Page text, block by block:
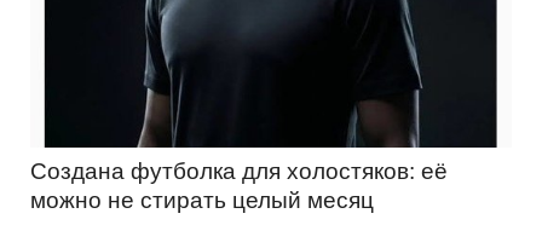
Создана футболка для холостяков: её
можно не стирать целый месяц